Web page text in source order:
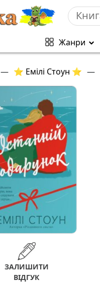
Жанри
— ⭐ Емілі Стоун ⭐ —
ЗАЛИШИТИ
ВІДГУК